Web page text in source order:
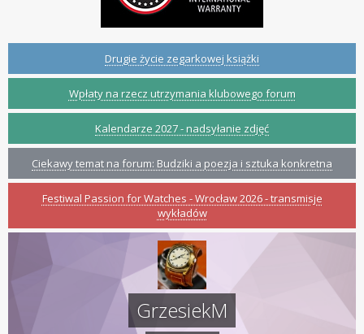
Drugie życie zegarkowej książki
Wpłaty na rzecz utrzymania klubowego forum
Kalendarze 2027 - nadsyłanie zdjęć
Ciekawy temat na forum: Budziki a poezja i sztuka konkretna
Festiwal Passion for Watches - Wrocław 2026 - transmisje
wykładów
GrzesiekM